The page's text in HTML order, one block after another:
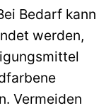
Bedarf kann
werden,
Vermeiden